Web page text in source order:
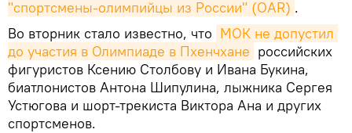
"спортсмены-олимпийцы из России" (OAR) .
Во вторник стало известно, что МОК не допустил
до участия в Олимпиаде в Пхенчхане российских
фигуристов Ксению Столбову и Ивана Букина,
биатлонистов Антона Шипулина, лыжника Сергея
Устюгова и шорт-трекиста Виктора Ана и других
спортсменов.